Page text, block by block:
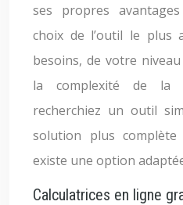
ses propres
choix de l’outil le plus
besoins, de votre
la complexité de la
recherchiez un outil
solution plus
existe une option
Calculatrices en ligne